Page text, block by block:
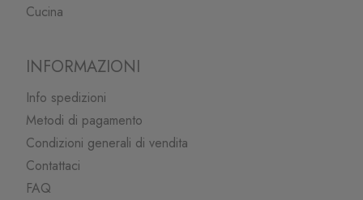
Cucina
INFORMAZIONI
Info spedizioni
Metodi di pagamento
Condizioni generali di vendita
Contattaci
FAQ